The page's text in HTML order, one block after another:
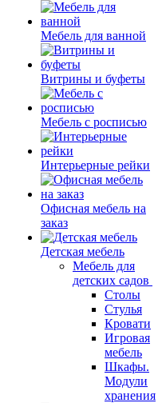
Мебель для ванной
Витрины и буфеты
Мебель с росписью
Интерьерные рейки
Офисная мебель на
заказ
Детская мебель
Мебель для
детских садов
Столы
Стулья
Кровати
Игровая
мебель
Шкафы.
Модули
хранения